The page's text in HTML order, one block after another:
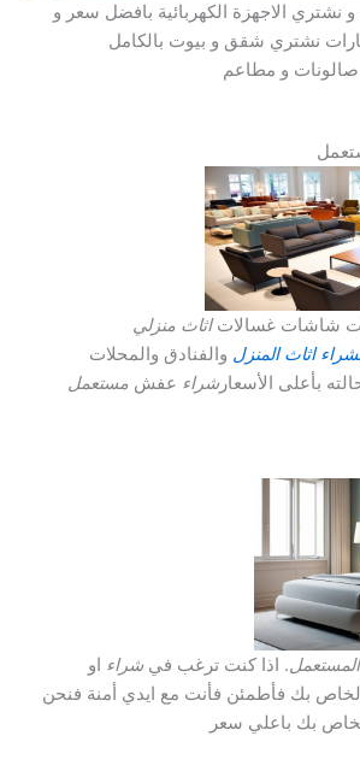
و نشتري الاجهزة الكهربائية بافضل سعر و
نشتري شقق و بيوت بالكامل
و مطاعم
شاشات غسالاتاثاث منزلي
اثاث المنزل والفنادق والمحلات
بأعلى الأسعار شراء عفش مستعمل
. اذا كنت ترغب في شراء او
بك فأطمئن فأنت مع ايدي أمنة فنحن
بك باعلي سعر